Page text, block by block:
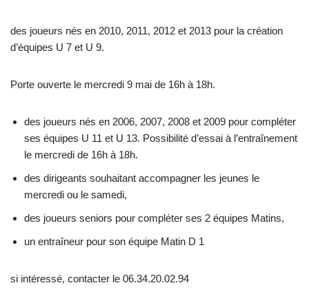
des joueurs nés en 2010, 2011, 2012 et 2013 pour la création
d’équipes U 7 et U 9.
Porte ouverte le mercredi 9 mai de 16h à 18h.
des joueurs nés en 2006, 2007, 2008 et 2009 pour compléter
ses équipes U 11 et U 13. Possibilité d’essai à l’entraînement
le mercredi de 16h à 18h.
des dirigeants souhaitant accompagner les jeunes le
mercredi ou le samedi,
des joueurs seniors pour compléter ses 2 équipes Matins,
un entraîneur pour son équipe Matin D 1
si intéressé, contacter le 06.34.20.02.94